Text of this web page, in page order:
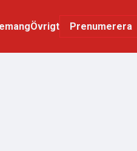
Övrigt Prenumerera